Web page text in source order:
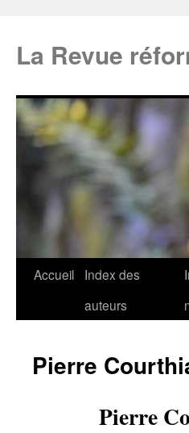
La Revue
Accueil
Index des
auteurs
Pierre
Pierre